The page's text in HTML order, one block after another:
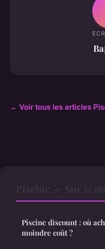
← Voir tous les articles
Piscine discount : où
moindre coût ?